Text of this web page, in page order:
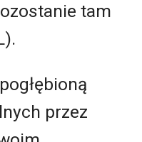
tam
przez